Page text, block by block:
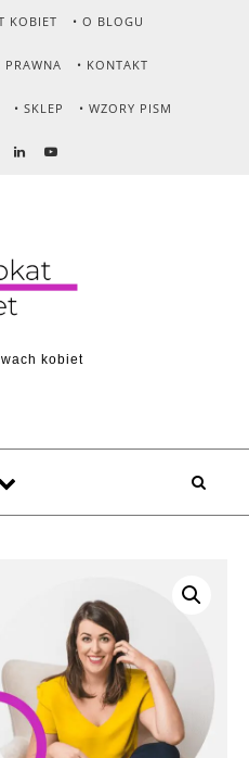
KOBIET • O BLOGU
• KONTAKT
• SKLEP • WZORY PISM
kobiet